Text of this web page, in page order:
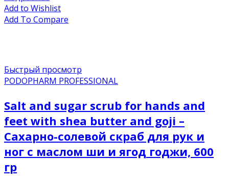
Add to Wishlist
Add To Compare
Быстрый просмотр
PODOPHARM PROFESSIONAL
Salt and sugar scrub for hands and
feet with shea butter and goji –
Сахарно-солевой скраб для рук и
ног с маслом ши и ягод годжи, 600
гр